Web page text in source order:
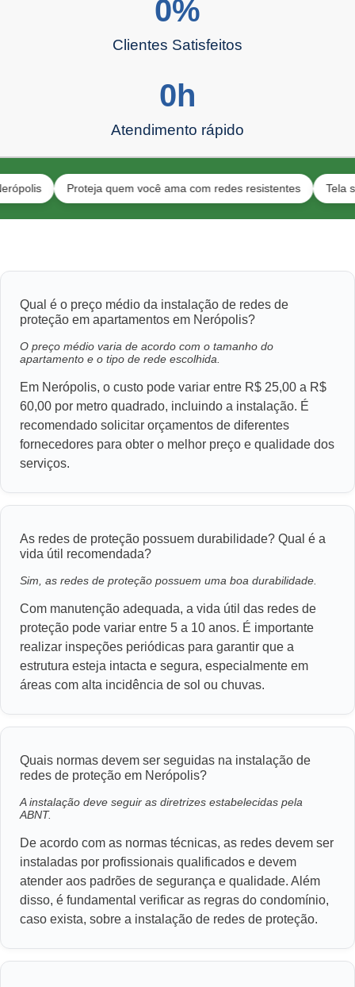
Clientes Satisfeitos
0%
Atendimento rápido
0h
Proteja quem você ama com redes resistentes Tela segura
Qual é o preço médio da instalação de redes de
proteção em apartamentos em Nerópolis?
O preço médio varia de acordo com o tamanho do
apartamento e o tipo de rede escolhida.
Em Nerópolis, o custo pode variar entre R$ 25,00 a R$
60,00 por metro quadrado, incluindo a instalação. É
recomendado solicitar orçamentos de diferentes
fornecedores para obter o melhor preço e qualidade dos
serviços.
As redes de proteção possuem durabilidade? Qual é a
vida útil recomendada?
Sim, as redes de proteção possuem uma boa durabilidade.
Com manutenção adequada, a vida útil das redes de
proteção pode variar entre 5 a 10 anos. É importante
realizar inspeções periódicas para garantir que a
estrutura esteja intacta e segura, especialmente em
áreas com alta incidência de sol ou chuvas.
Quais normas devem ser seguidas na instalação de
redes de proteção em Nerópolis?
A instalação deve seguir as diretrizes estabelecidas pela
ABNT.
De acordo com as normas técnicas, as redes devem ser
instaladas por profissionais qualificados e devem
atender aos padrões de segurança e qualidade. Além
disso, é fundamental verificar as regras do condomínio,
caso exista, sobre a instalação de redes de proteção.